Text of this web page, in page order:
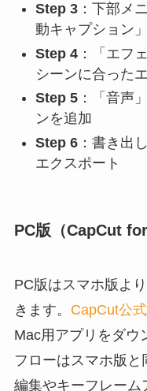
Step 3：下部メ
動キャプション
Step 4：「エフ
シーンに合った
Step 5：「音声
ンを追加
Step 6：書き出
エクスポート
PC版（CapCut
PC版はスマホ版よ
きます。 CapCut公
Mac用アプリをダウ
フローはスマホ版と
編集やキーフレー